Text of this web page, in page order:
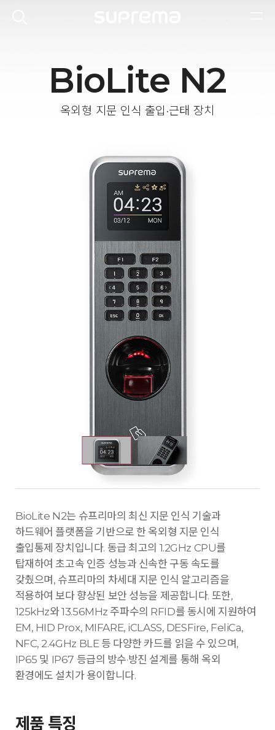
BioLite N2
옥외형 지문 인식 출입·근태 장치
BioLite N2는 슈프리마의 최신 지문 인식 기술과
하드웨어 플랫폼을 기반으로 한 옥외형 지문 인식
출입통제 장치입니다. 동급 최고의 1.2GHz CPU를
탑재하여 초고속 인증 성능과 신속한 구동 속도를
갖췄으며, 슈프리마의 차세대 지문 인식 알고리즘을
적용하여 보다 향상된 보안 성능을 제공합니다. 또한,
125kHz와 13.56MHz 주파수의 RFID를 동시에 지원하여
EM, HID Prox, MIFARE, iCLASS, DESFire, FeliCa,
NFC, 2.4GHz BLE 등 다양한 카드를 읽을 수 있으며,
IP65 및 IP67 등급의 방수·방진 설계를 통해 옥외
환경에도 설치가 용이합니다.
제품 특징